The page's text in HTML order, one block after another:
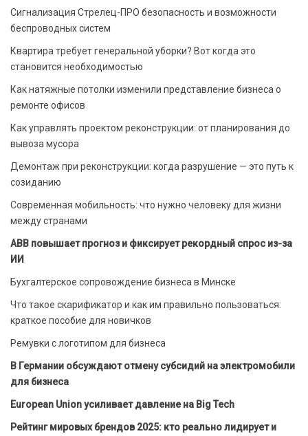
Сигнализация Стрелец-ПРО безопасность и возможности
беспроводных систем
Квартира требует генеральной уборки? Вот когда это
становится необходимостью
Как натяжные потолки изменили представление бизнеса о
ремонте офисов
Как управлять проектом реконструкции: от планирования до
вывоза мусора
Демонтаж при реконструкции: когда разрушение — это путь к
созиданию
Современная мобильность: что нужно человеку для жизни
между странами
ABB повышает прогноз и фиксирует рекордный спрос из-за
ИИ
Бухгалтерское сопровождение бизнеса в Минске
Что такое скарификатор и как им правильно пользоваться:
краткое пособие для новичков
Ремувки с логотипом для бизнеса
В Германии обсуждают отмену субсидий на электромобили
для бизнеса
European Union усиливает давление на Big Tech
Рейтинг мировых брендов 2025: кто реально лидирует и